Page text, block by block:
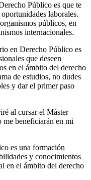
Público es que te
laborales.
públicos, en
internacionales.
en Derecho Público es
que deseen
en el ámbito del derecho
de estudios, no dudes
y dar el primer paso
al cursar el Máster
beneficiarán en mi
es una formación
y conocimientos
en el ámbito del derecho